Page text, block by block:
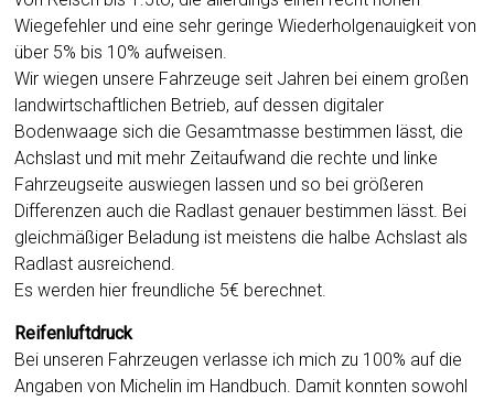
Wiegefehler und eine sehr geringe Wiederholgenauigkeit von
über 5% bis 10% aufweisen.
Wir wiegen unsere Fahrzeuge seit Jahren bei einem großen
landwirtschaftlichen Betrieb, auf dessen digitaler
Bodenwaage sich die Gesamtmasse bestimmen lässt, die
Achslast und mit mehr Zeitaufwand die rechte und linke
Fahrzeugseite auswiegen lassen und so bei größeren
Differenzen auch die Radlast genauer bestimmen lässt. Bei
gleichmäßiger Beladung ist meistens die halbe Achslast als
Radlast ausreichend.
Es werden hier freundliche 5€ berechnet.
Reifenluftdruck
Bei unseren Fahrzeugen verlasse ich mich zu 100% auf die
Angaben von Michelin im Handbuch. Damit konnten sowohl